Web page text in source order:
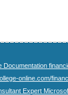
Documentation
online.com/
Expert